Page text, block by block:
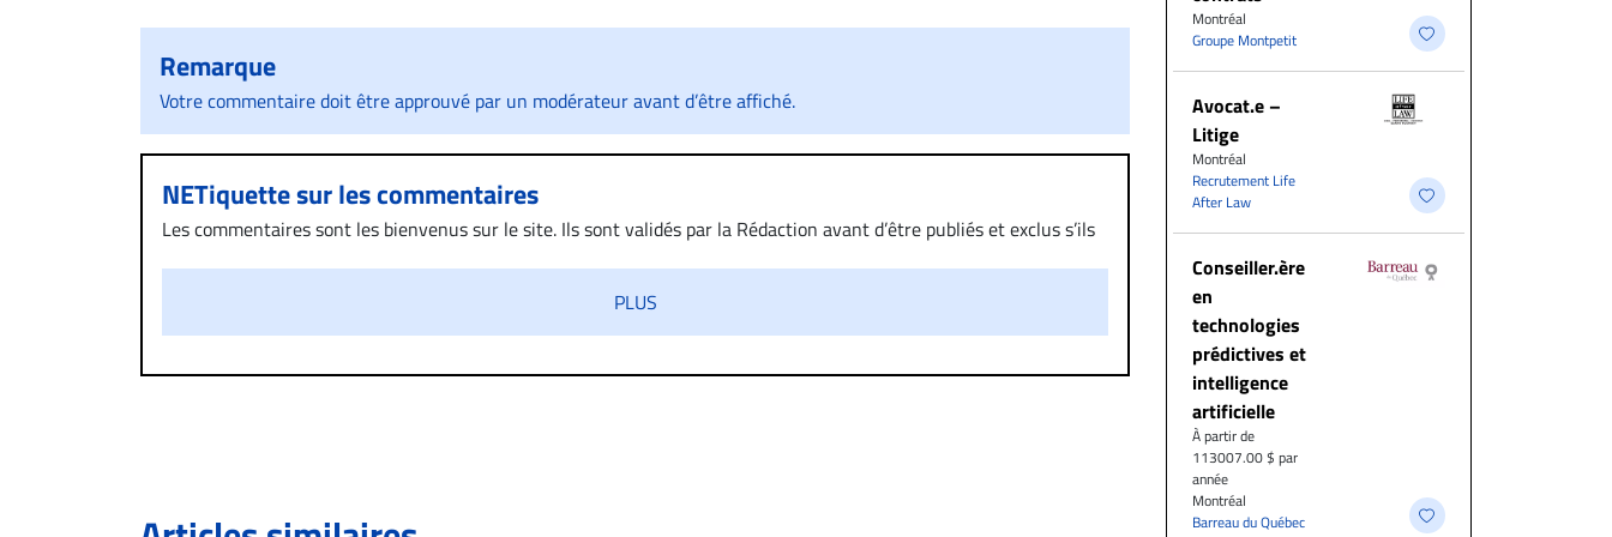
Remarque
Votre commentaire doit être approuvé par un modérateur avant d’être affiché.
NETiquette sur les commentaires
Les commentaires sont les bienvenus sur le site. Ils sont validés par la Rédaction avant d’être publiés et exclus s’ils
Si votre demande apparait légitime, le commentaire sera retiré sur le champ. Vous pouvez également utiliser
l’espace dédié aux commentaires pour publier, dans les mêmes conditions de validation, un droit de réponse.
PLUS
Montréal
Groupe Montpetit
Avocat.e –
Litige
Montréal
Recrutement Life
After Law
Conseiller.ère
en
technologies
prédictives et
intelligence
artificielle
À partir de
113007.00 $ par
année
Montréal
Barreau du Québec